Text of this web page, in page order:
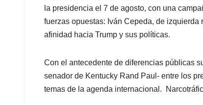
la presidencia el 7 de agosto, con una
fuerzas opuestas: Iván Cepeda, de
afinidad hacia Trump y sus políticas.
Con el antecedente de diferencias públicas
senador de Kentucky Rand Paul- entre los
temas de la agenda internacional.